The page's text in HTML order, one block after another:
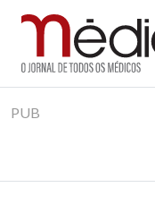
to
Jornal Médico
Médico – O Jornal
realmente contam!
PUB